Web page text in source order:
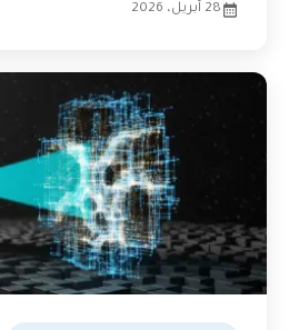
28 أبريل، 2026